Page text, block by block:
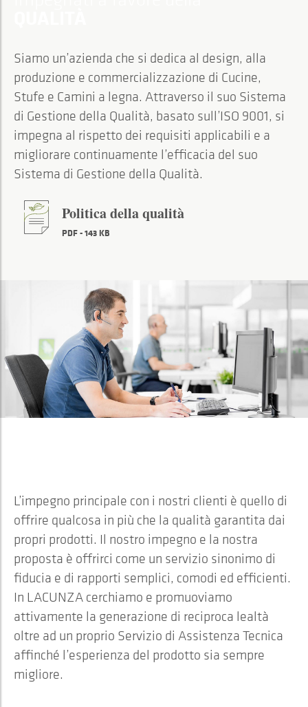
Siamo un’azienda che si dedica al design, alla
produzione e commercializzazione di Cucine,
Stufe e Camini a legna. Attraverso il suo Sistema
di Gestione della Qualità, basato sull’ISO 9001, si
impegna al rispetto dei requisiti applicabili e a
migliorare continuamente l’efficacia del suo
Sistema di Gestione della Qualità.
Politica della qualità
PDF - 143 KB
L’impegno principale con i nostri clienti è quello di
offrire qualcosa in più che la qualità garantita dai
propri prodotti. Il nostro impegno e la nostra
proposta è offrirci come un servizio sinonimo di
fiducia e di rapporti semplici, comodi ed efficienti.
In LACUNZA cerchiamo e promuoviamo
attivamente la generazione di reciproca lealtà
oltre ad un proprio Servizio di Assistenza Tecnica
affinché l’esperienza del prodotto sia sempre
migliore.